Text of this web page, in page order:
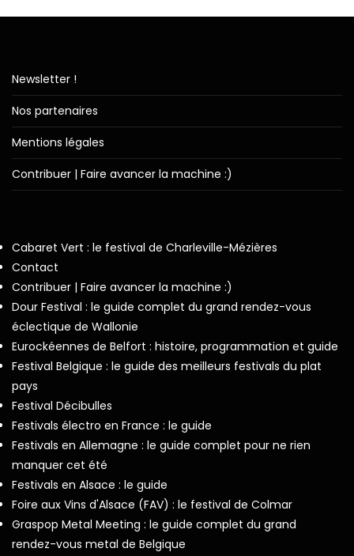
Newsletter !
Nos partenaires
Mentions légales
Contribuer | Faire avancer la machine :)
Cabaret Vert : le festival de Charleville-Mézières
Contact
Contribuer | Faire avancer la machine :)
Dour Festival : le guide complet du grand rendez-vous
éclectique de Wallonie
Eurockéennes de Belfort : histoire, programmation et guide
Festival Belgique : le guide des meilleurs festivals du plat
pays
Festival Décibulles
Festivals électro en France : le guide
Festivals en Allemagne : le guide complet pour ne rien
manquer cet été
Festivals en Alsace : le guide
Foire aux Vins d'Alsace (FAV) : le festival de Colmar
Graspop Metal Meeting : le guide complet du grand
rendez-vous metal de Belgique